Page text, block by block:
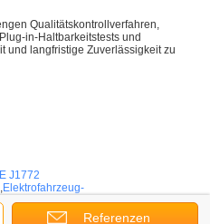
Qualitätskontrollverfahren,
in-Haltbarkeitstests und
und langfristige Zuverlässigkeit zu
J1772
,Elektrofahrzeug-
,Anschlüsse des Typs 1,SAE J1772
Referenzen